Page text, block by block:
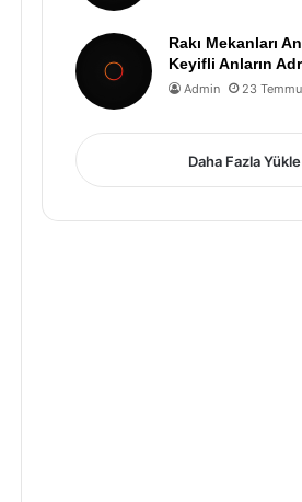
Rakı Mekanları
Keyifli Anların
Admin 23
Daha Fazla Yükle